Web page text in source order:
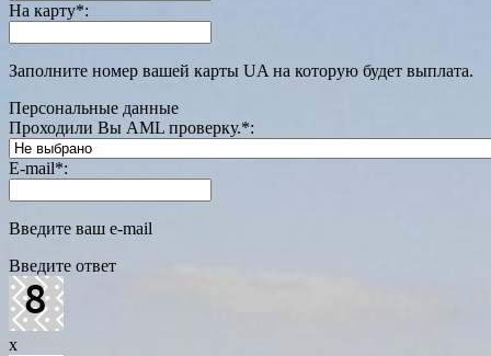
На карту*:
Заполните номер вашей карты UA на которую будет выплата.
Персональные данные
Проходили Вы AML проверку.*:
E-mail*:
Введите ваш e-mail
Введите ответ
x